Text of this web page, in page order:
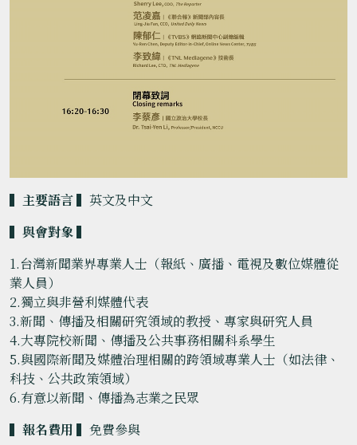
▍主要語言 ▍ 英文及中文
▍與會對象 ▍
1.台灣新聞業界專業人士（報紙、廣播、電視及數位媒體從
業人員）
2.獨立與非營利媒體代表
3.新聞、傳播及相關研究領域的教授、專家與研究人員
4.大專院校新聞、傳播及公共事務相關科系學生
5.與國際新聞及媒體治理相關的跨領域專業人士（如法律、
科技、公共政策領域）
6.有意以新聞、傳播為志業之民眾
▍報名費用 ▍ 免費參與